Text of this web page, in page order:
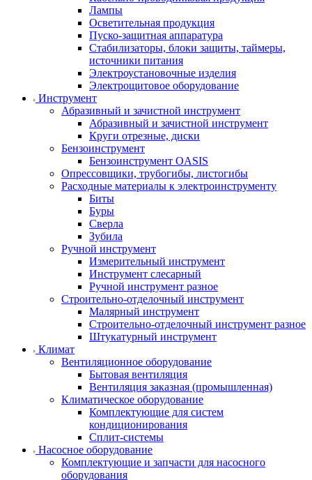
Лампы
Осветительная продукция
Пуско-защитная аппаратура
Стабилизаторы, блоки защиты, таймеры,
источники питания
Электроустановочные изделия
Электрощитовое оборудование
Инструмент
Абразивный и зачистной инструмент
Абразивный и зачистной инструмент
Круги отрезные, диски
Бензоинструмент
Бензоинструмент OASIS
Опрессовщики, трубогибы, листогибы
Расходные материалы к электроинструменту
Биты
Буры
Сверла
Зубила
Ручной инструмент
Измерительный инструмент
Инструмент слесарный
Ручной инструмент разное
Строительно-отделочный инструмент
Малярный инструмент
Строительно-отделочный инструмент разное
Штукатурный инструмент
Климат
Вентиляционное оборудование
Бытовая вентиляция
Вентиляция заказная (промышленная)
Климатическое оборудование
Комплектующие для систем
кондиционирования
Сплит-системы
Насосное оборудование
Комплектующие и запчасти для насосного
оборудования